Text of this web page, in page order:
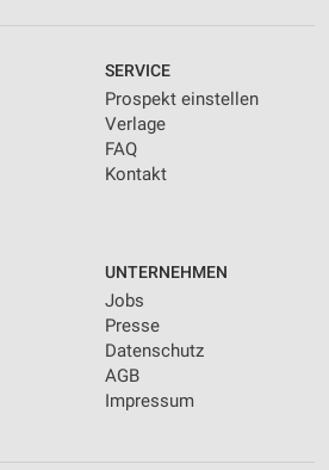
SERVICE
Prospekt einstellen
Verlage
FAQ
Kontakt
UNTERNEHMEN
Jobs
Presse
Datenschutz
AGB
Impressum